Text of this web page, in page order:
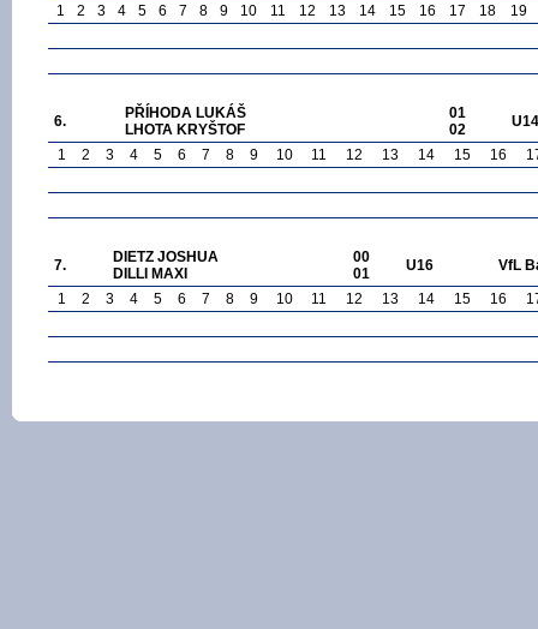
1
2 3 4 5 6 7 8 9 10 11 12 13 14 15 16 17 18 19
6.
PŘÍHODA LUKÁŠ
LHOTA KRYŠTOF
01
02
U14
1
2 3 4 5 6 7 8 9 10 11 12 13 14 15 16
7.
DIETZ JOSHUA
DILLI MAXI
00
01
U16
VfL
1
2 3 4 5 6 7 8 9 10 11 12 13 14 15 16